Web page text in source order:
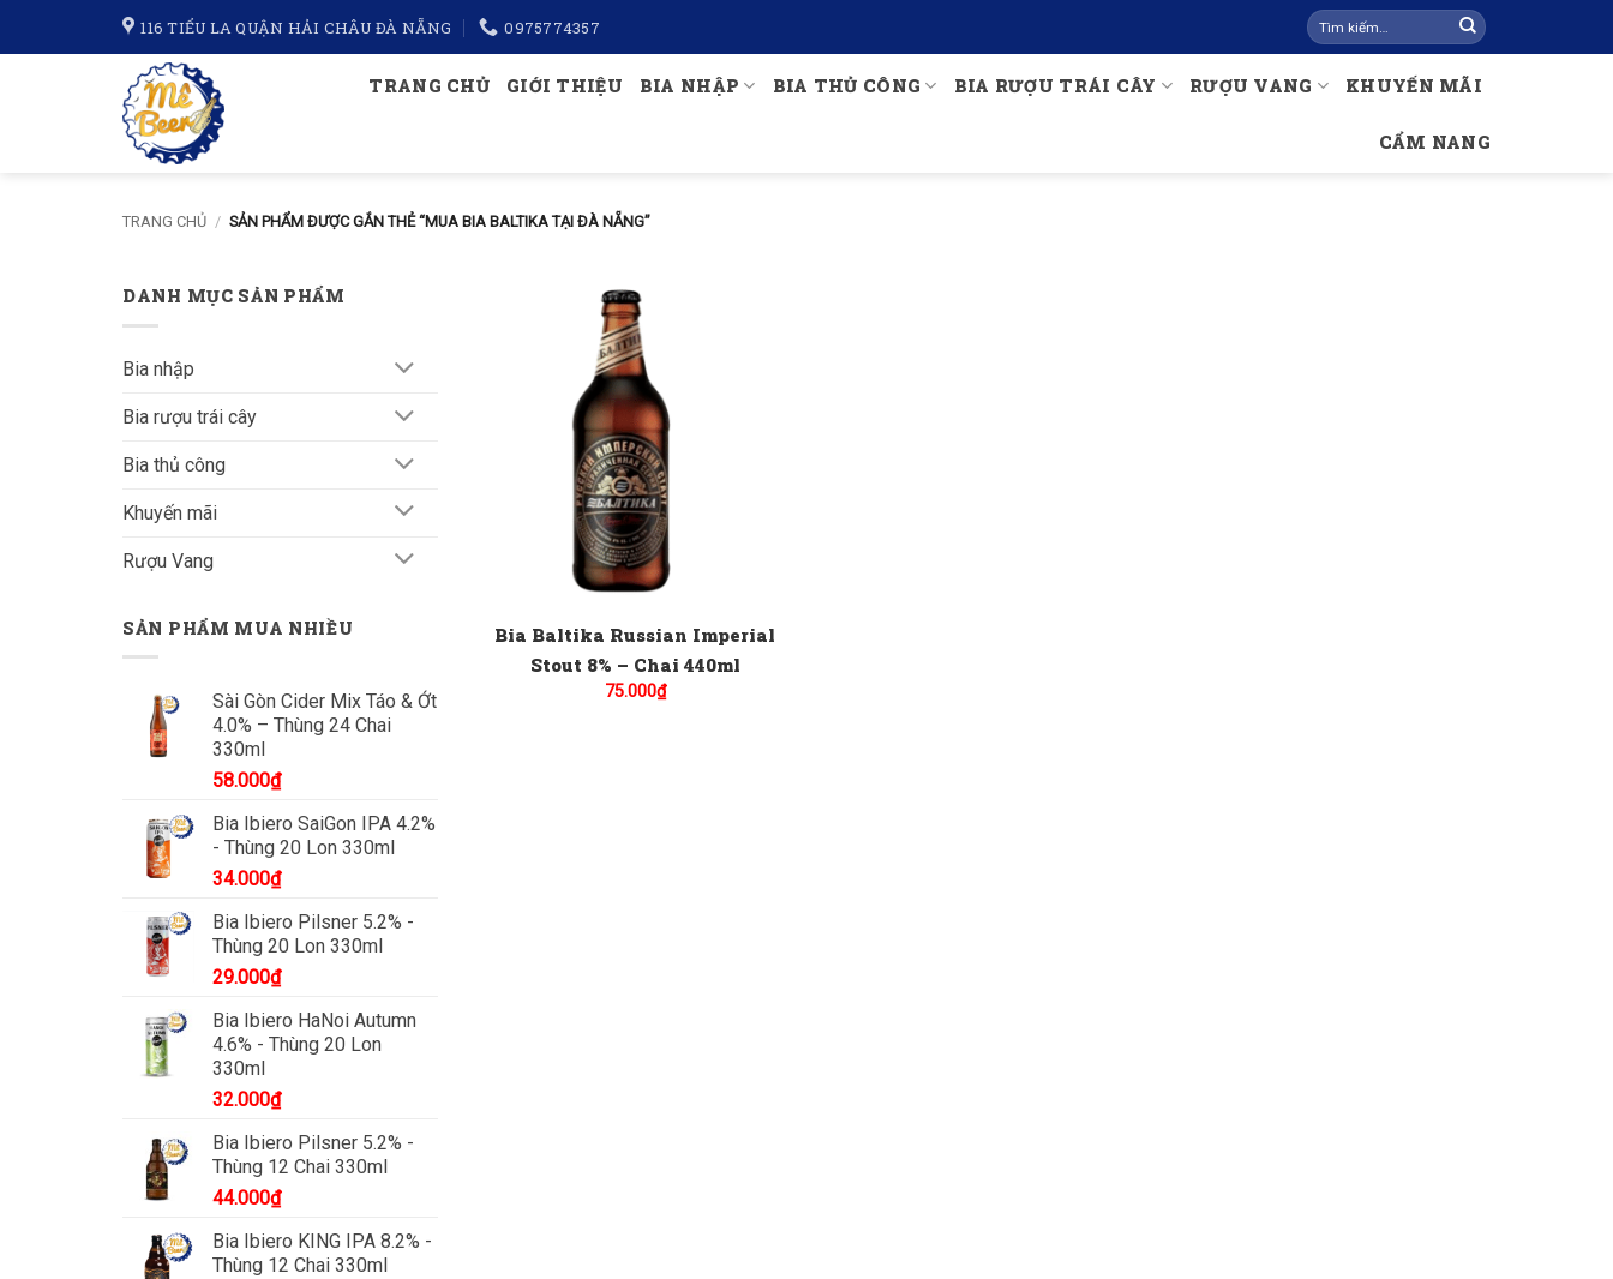
116 TIỂU LA QUẬN HẢI CHÂU ĐÀ NẴNG 0975774357
Tìm
kiếm:
TRANG CHỦ GIỚI THIỆU BIA NHẬP BIA THỦ CÔNG BIA RƯỢU TRÁI CÂY RƯỢU VANG KHUYẾN MÃI
CẨM NANG
TRANG CHỦ / SẢN PHẨM ĐƯỢC GẮN THẺ “MUA BIA BALTIKA TẠI ĐÀ NẴNG”
DANH MỤC SẢN PHẨM
Bia nhập
Bia rượu trái cây
Bia thủ công
Khuyến mãi
Rượu Vang
SẢN PHẨM MUA NHIỀU
Sài Gòn Cider Mix Táo & Ớt
4.0% – Thùng 24 Chai
330ml
58.000₫
Bia Ibiero SaiGon IPA 4.2%
- Thùng 20 Lon 330ml
34.000₫
Bia Ibiero Pilsner 5.2% -
Thùng 20 Lon 330ml
29.000₫
Bia Ibiero HaNoi Autumn
4.6% - Thùng 20 Lon
330ml
32.000₫
Bia Ibiero Pilsner 5.2% -
Thùng 12 Chai 330ml
44.000₫
Bia Ibiero KING IPA 8.2% -
Thùng 12 Chai 330ml
Bia Baltika Russian Imperial
Stout 8% – Chai 440ml
75.000₫